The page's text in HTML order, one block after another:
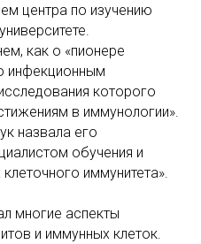
центра по изучению
как о «пионере
инфекционным
которого
в иммунологии».
назвала его
обучения и
иммунитета».
многие аспекты
и иммунных клеток.